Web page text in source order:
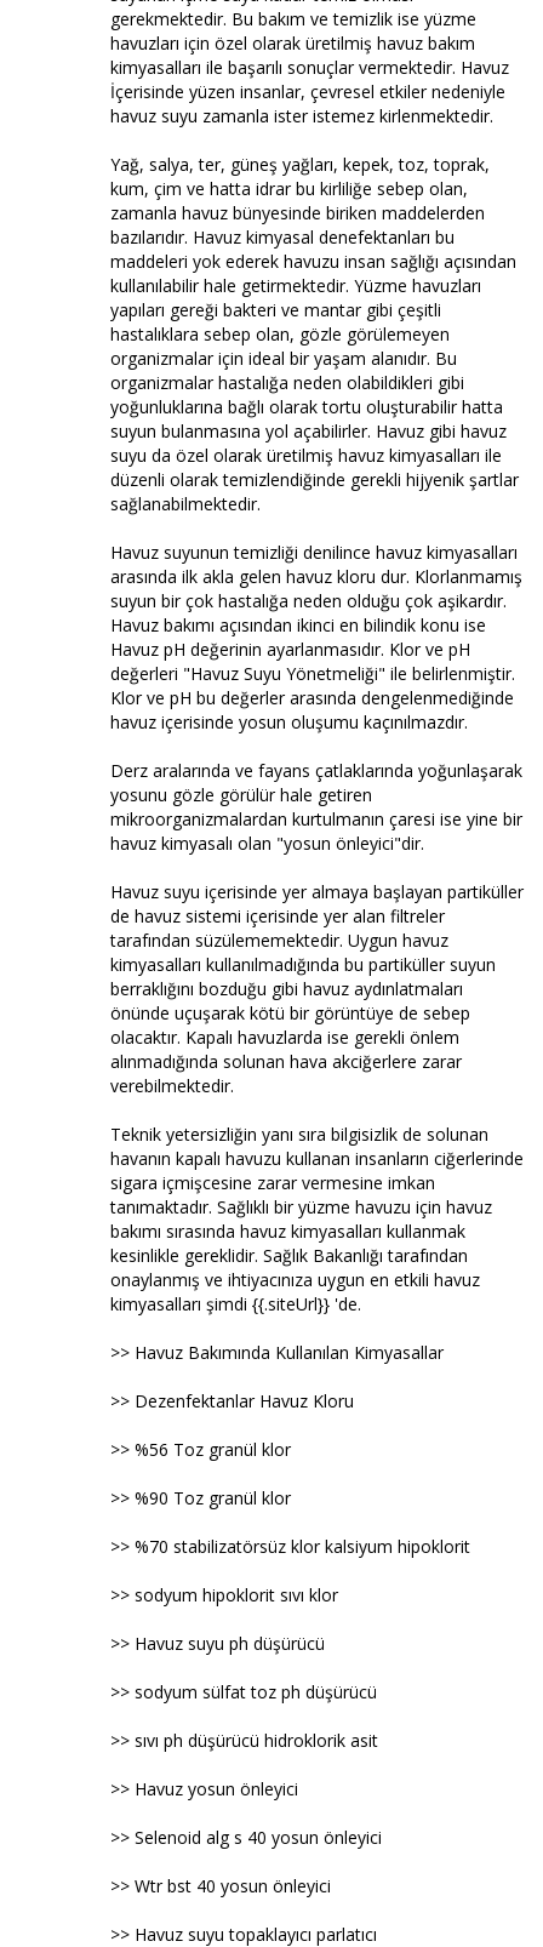
gerekmektedir. Bu bakım ve temizlik ise yüzme
havuzları için özel olarak üretilmiş havuz bakım
kimyasalları ile başarılı sonuçlar vermektedir. Havuz
İçerisinde yüzen insanlar, çevresel etkiler nedeniyle
havuz suyu zamanla ister istemez kirlenmektedir.
Yağ, salya, ter, güneş yağları, kepek, toz, toprak,
kum, çim ve hatta idrar bu kirliliğe sebep olan,
zamanla havuz bünyesinde biriken maddelerden
bazılarıdır. Havuz kimyasal denefektanları bu
maddeleri yok ederek havuzu insan sağlığı açısından
kullanılabilir hale getirmektedir. Yüzme havuzları
yapıları gereği bakteri ve mantar gibi çeşitli
hastalıklara sebep olan, gözle görülemeyen
organizmalar için ideal bir yaşam alanıdır. Bu
organizmalar hastalığa neden olabildikleri gibi
yoğunluklarına bağlı olarak tortu oluşturabilir hatta
suyun bulanmasına yol açabilirler. Havuz gibi havuz
suyu da özel olarak üretilmiş havuz kimyasalları ile
düzenli olarak temizlendiğinde gerekli hijyenik şartlar
sağlanabilmektedir.
Havuz suyunun temizliği denilince havuz kimyasalları
arasında ilk akla gelen havuz kloru dur. Klorlanmamış
suyun bir çok hastalığa neden olduğu çok aşikardır.
Havuz bakımı açısından ikinci en bilindik konu ise
Havuz pH değerinin ayarlanmasıdır. Klor ve pH
değerleri "Havuz Suyu Yönetmeliği" ile belirlenmiştir.
Klor ve pH bu değerler arasında dengelenmediğinde
havuz içerisinde yosun oluşumu kaçınılmazdır.
Derz aralarında ve fayans çatlaklarında yoğunlaşarak
yosunu gözle görülür hale getiren
mikroorganizmalardan kurtulmanın çaresi ise yine bir
havuz kimyasalı olan "yosun önleyici"dir.
Havuz suyu içerisinde yer almaya başlayan partiküller
de havuz sistemi içerisinde yer alan filtreler
tarafından süzülememektedir. Uygun havuz
kimyasalları kullanılmadığında bu partiküller suyun
berraklığını bozduğu gibi havuz aydınlatmaları
önünde uçuşarak kötü bir görüntüye de sebep
olacaktır. Kapalı havuzlarda ise gerekli önlem
alınmadığında solunan hava akciğerlere zarar
verebilmektedir.
Teknik yetersizliğin yanı sıra bilgisizlik de solunan
havanın kapalı havuzu kullanan insanların ciğerlerinde
sigara içmişcesine zarar vermesine imkan
tanımaktadır. Sağlıklı bir yüzme havuzu için havuz
bakımı sırasında havuz kimyasalları kullanmak
kesinlikle gereklidir. Sağlık Bakanlığı tarafından
onaylanmış ve ihtiyacınıza uygun en etkili havuz
kimyasalları şimdi {{.siteUrl}} 'de.
>> Havuz Bakımında Kullanılan Kimyasallar
>> Dezenfektanlar Havuz Kloru
>> %56 Toz granül klor
>> %90 Toz granül klor
>> %70 stabilizatörsüz klor kalsiyum hipoklorit
>> sodyum hipoklorit sıvı klor
>> Havuz suyu ph düşürücü
>> sodyum sülfat toz ph düşürücü
>> sıvı ph düşürücü hidroklorik asit
>> Havuz yosun önleyici
>> Selenoid alg s 40 yosun önleyici
>> Wtr bst 40 yosun önleyici
>> Havuz suyu topaklayıcı parlatıcı